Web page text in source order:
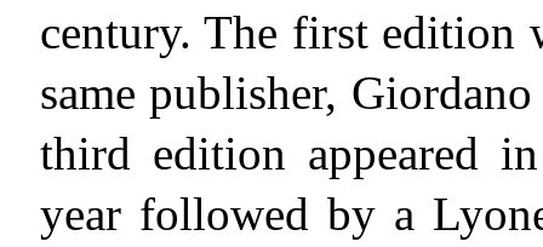
century. The first edition
same publisher,
third edition appeared
year followed by a